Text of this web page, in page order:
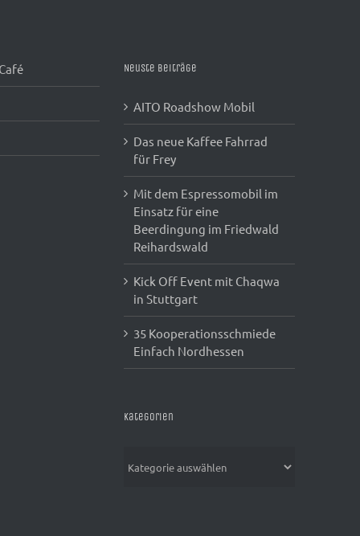
Neuste Beiträge
AITO Roadshow Mobil
Das neue Kaffee Fahrrad
für Frey
Mit dem Espressomobil im
Einsatz für eine
Beerdingung im Friedwald
Reihardswald
Kick Off Event mit Chaqwa
in Stuttgart
35 Kooperationsschmiede
Einfach Nordhessen
Kategorien